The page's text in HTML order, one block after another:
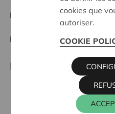
Datum:
13/10/2025
Entscheidung:Approved
Kontaktperson
WIM INGELS
016 27 96 46
cookies que
autoriser.
COOKIE